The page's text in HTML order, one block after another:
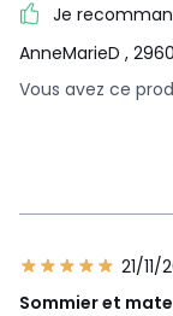
Je
AnneMarieD ,
Vous avez ce
21/11/
Sommier et